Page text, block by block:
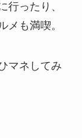
行ったり、
メも満喫。
マネしてみ